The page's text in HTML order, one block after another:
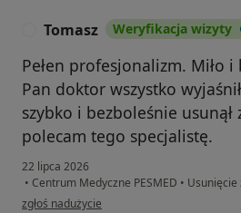
Tomasz Weryfikacja wizyty
Pełen profesjonalizm. Miło
Pan doktor wszystko
szybko i bezboleśnie usunął
polecam tego specjalistę.
22 lipca 2026
• Centrum Medyczne PESMED •
w opinii użytkownika Tomasz
zgłoś nadużycie